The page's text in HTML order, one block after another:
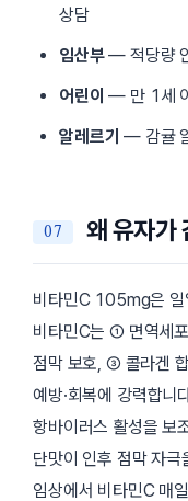
상담
임산부— 적당량
어린이 — 만 1세
알레르기 — 감귤
왜 유자가
비타민C 105mg은
비타민C는 ① 면역세
점막 보호, ③ 콜라겐
예방·회복에 강력합니
항바이러스 활성을 보
단맛이 인후 점막 자극
임상에서 비타민C 매